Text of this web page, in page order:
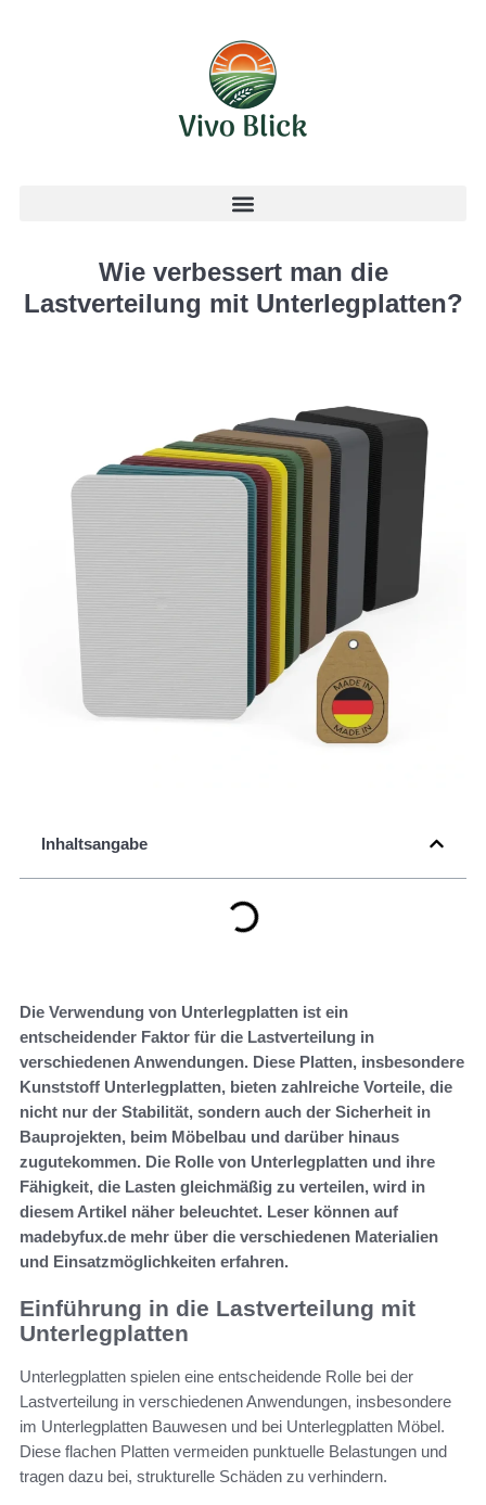
Wie verbessert man die
Lastverteilung mit Unterlegplatten?
Inhaltsangabe
Die Verwendung von Unterlegplatten ist ein
entscheidender Faktor für die Lastverteilung in
verschiedenen Anwendungen. Diese Platten, insbesondere
Kunststoff Unterlegplatten, bieten zahlreiche Vorteile, die
nicht nur der Stabilität, sondern auch der Sicherheit in
Bauprojekten, beim Möbelbau und darüber hinaus
zugutekommen. Die Rolle von Unterlegplatten und ihre
Fähigkeit, die Lasten gleichmäßig zu verteilen, wird in
diesem Artikel näher beleuchtet. Leser können auf
madebyfux.de mehr über die verschiedenen Materialien
und Einsatzmöglichkeiten erfahren.
Einführung in die Lastverteilung mit
Unterlegplatten
Unterlegplatten spielen eine entscheidende Rolle bei der
Lastverteilung in verschiedenen Anwendungen, insbesondere
im Unterlegplatten Bauwesen und bei Unterlegplatten Möbel.
Diese flachen Platten vermeiden punktuelle Belastungen und
tragen dazu bei, strukturelle Schäden zu verhindern.